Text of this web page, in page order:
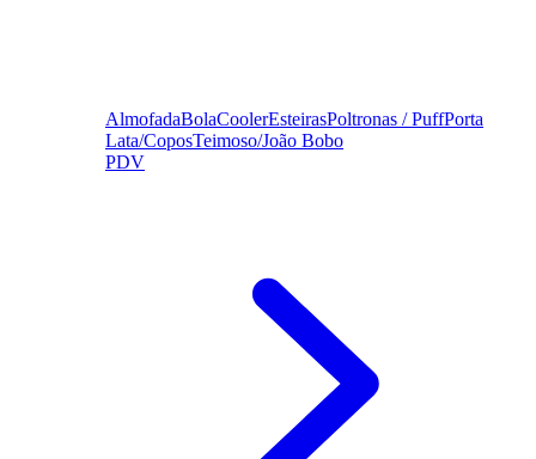
AlmofadaBolaCoolerEsteirasPoltronas / PuffPorta
Lata/CoposTeimoso/João Bobo
PDV